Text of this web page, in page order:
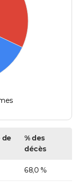
de
% des
décès
68,0 %